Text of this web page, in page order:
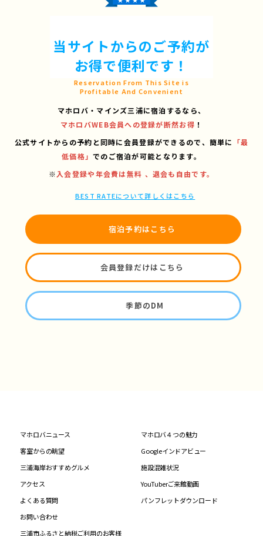
当サイトからのご予約が
お得で便利です！
Reservation From This Site is
Profitable And Convenient
マホロバ・マインズ三浦に宿泊するなら、
マホロバWEB会員への登録が断然お得 ！
公式サイトからの予約と同時に会員登録ができるので、 簡単に 「最
低価格」でのご宿泊が可能となります。
※ 入会登録や年会費は無料 、退会も自由です。
BEST RATEについて詳しくはこちら
宿泊予約はこちら
会員登録だけはこちら
季節のDM
マホロバニュース
マホロバ４つの魅力
客室からの眺望
Googleインドアビュー
三浦海岸おすすめグルメ
施設混雑状況
アクセス
YouTuberご来館動画
よくある質問
パンフレットダウンロード
お問い合わせ
三浦市ふるさと納税ご利用のお客様